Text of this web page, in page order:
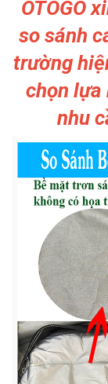
OTOGO
so sánh
trường
chọn lựa
nhu